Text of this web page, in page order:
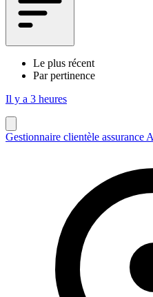
Le plus récent
Par pertinence
Il y a 3 heures
Gestionnaire clientèle assurance